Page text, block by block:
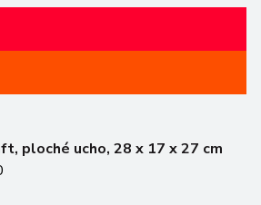
ploché ucho, 28 x 17 x 27 cm